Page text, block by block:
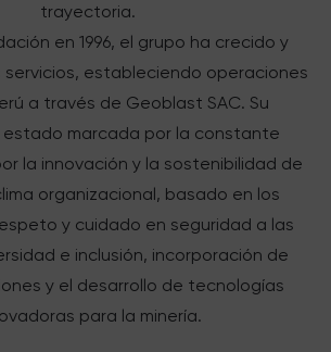
trayectoria.
en 1996, el grupo ha crecido y
servicios, estableciendo operaciones
a través de Geoblast SAC. Su
estado marcada por la constante
la innovación y la sostenibilidad de
organizacional, basado en los
y cuidado en seguridad a las
e inclusión, incorporación de
y el desarrollo de tecnologías
para la minería.